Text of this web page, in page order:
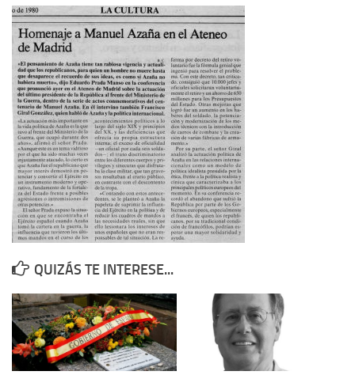
Colabora
Contacto
Memoria Histórica
Investigación previa de la represión en Talavera de la Reina (1937-
1947).
Informe Represión en Toledo 1936-1947 | Buscador
Informe de la fosa de abril de 1939 de Tembleque
Enciclopedia Republicana
Militantes históricos IR
Izquierda Republicana. Agrupaciones y Militantes (1934-1939)
Izquierda Republicana. Navarra
Izquierda Republicana. Galicia
Textos esenciales del republicanismo
QUIZÁS TE INTERESE...